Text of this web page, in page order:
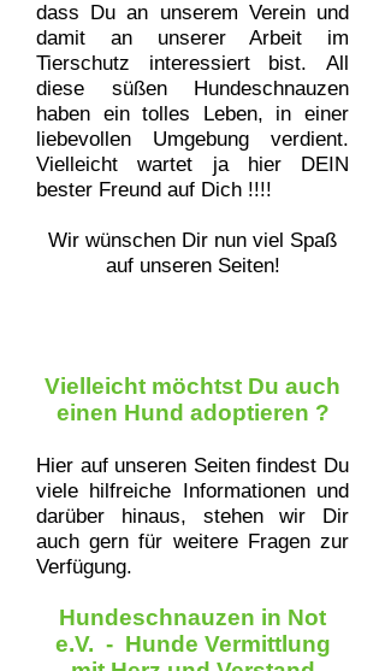
dass Du an unserem Verein und
damit an unserer Arbeit im
Tierschutz interessiert bist. All
diese süßen Hundeschnauzen
haben ein tolles Leben, in einer
liebevollen Umgebung verdient.
Vielleicht wartet ja hier DEIN
bester Freund auf Dich !!!!
Wir wünschen Dir nun viel Spaß
auf unseren Seiten!
Vielleicht möchtst Du auch
einen Hund adoptieren ?
Hier auf unseren Seiten findest Du
viele hilfreiche Informationen und
darüber hinaus, stehen wir Dir
auch gern für weitere Fragen zur
Verfügung.
Hundeschnauzen in Not
e.V. - Hunde Vermittlung